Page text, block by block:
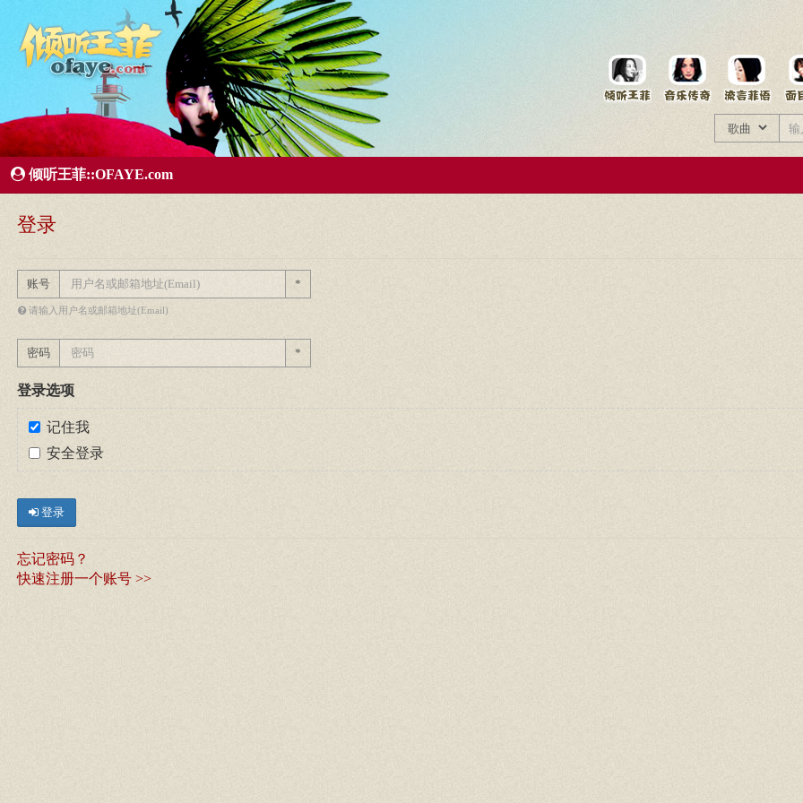
有歌曲专辑
王菲新闻王菲的精美图片王菲精彩视频王菲论坛给王菲留言用户中心王菲资料档案
倾听王菲::OFAYE.com
登录
账号 *
请输入用户名或邮箱地址(Email)
密码 *
登录选项
记住我
安全登录
登录
忘记密码？
快速注册一个账号 >>